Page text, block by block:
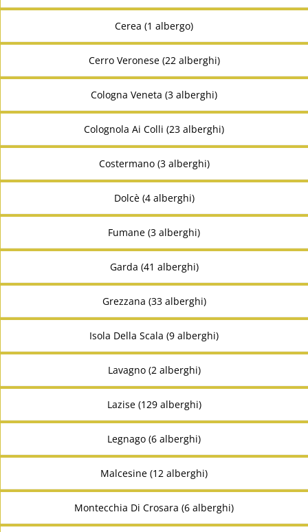
Cerea (1 albergo)
Cerro Veronese (22 alberghi)
Cologna Veneta (3 alberghi)
Colognola Ai Colli (23 alberghi)
Costermano (3 alberghi)
Dolcè (4 alberghi)
Fumane (3 alberghi)
Garda (41 alberghi)
Grezzana (33 alberghi)
Isola Della Scala (9 alberghi)
Lavagno (2 alberghi)
Lazise (129 alberghi)
Legnago (6 alberghi)
Malcesine (12 alberghi)
Montecchia Di Crosara (6 alberghi)